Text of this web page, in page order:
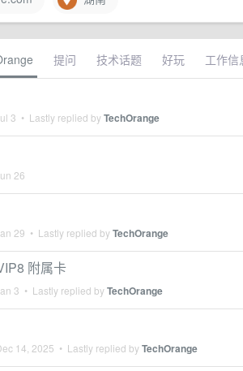
提问 技术话题 好玩 工作信
3 • Lastly replied byTechOrange
26
29 • Lastly replied byTechOrange
附属卡
3 • Lastly replied byTechOrange
14, 2025 • Lastly replied byTechOrange